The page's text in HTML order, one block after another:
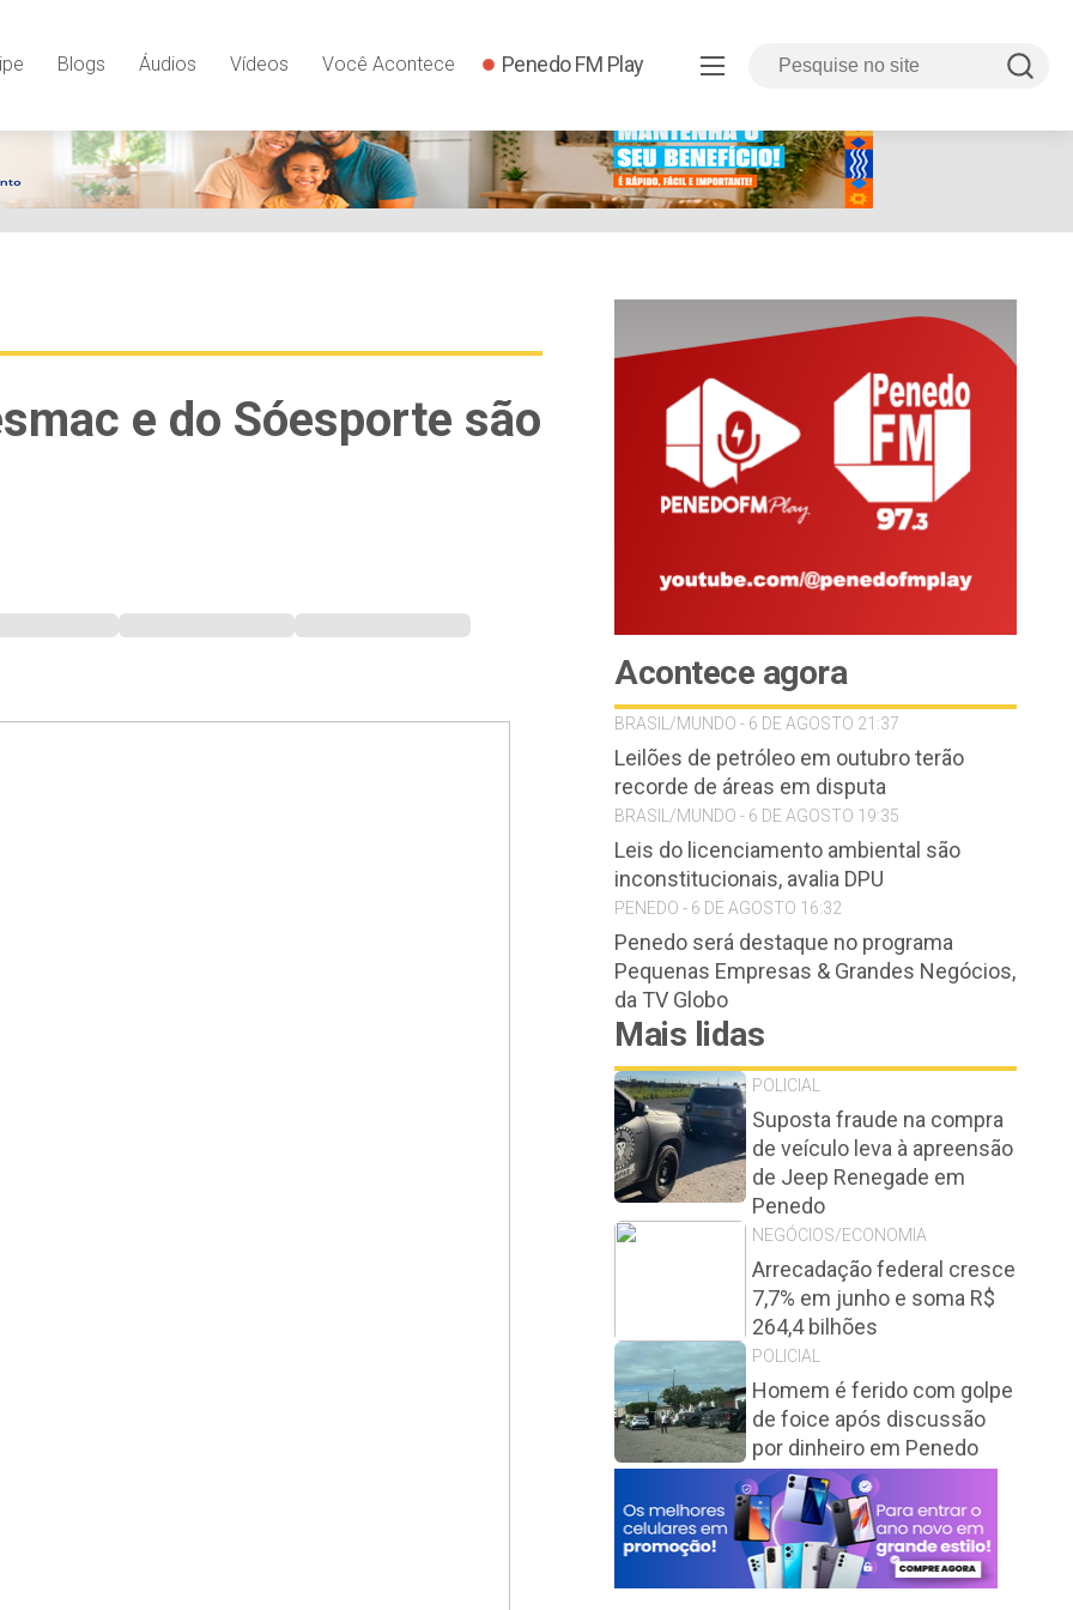
Blogs Áudios Vídeos Você Acontece Penedo FM Play
e do Sóesporte são
Acontece agora
BRASIL/MUNDO - 6 DE AGOSTO 21:37
Leilões de petróleo em outubro terão
recorde de áreas em disputa
BRASIL/MUNDO - 6 DE AGOSTO 19:35
Leis do licenciamento ambiental são
inconstitucionais, avalia DPU
PENEDO - 6 DE AGOSTO 16:32
Penedo será destaque no programa
Pequenas Empresas & Grandes Negócios,
da TV Globo
Mais lidas
POLICIAL
Suposta fraude na compra
de veículo leva à apreensão
de Jeep Renegade em
Penedo
NEGÓCIOS/ECONOMIA
Arrecadação federal cresce
7,7% em junho e soma R$
264,4 bilhões
POLICIAL
Homem é ferido com golpe
de foice após discussão
por dinheiro em Penedo